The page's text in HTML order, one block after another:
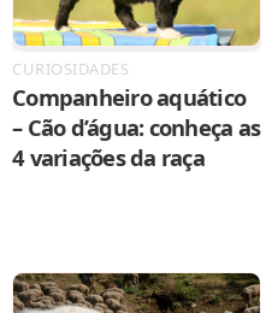
CURIOSIDADES
Companheiro aquático
– Cão d’água: conheça as
4 variações da raça